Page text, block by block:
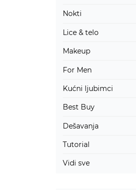
Nokti
Lice & telo
Makeup
For Men
Kućni ljubimci
Best Buy
Dešavanja
Tutorial
Vidi sve